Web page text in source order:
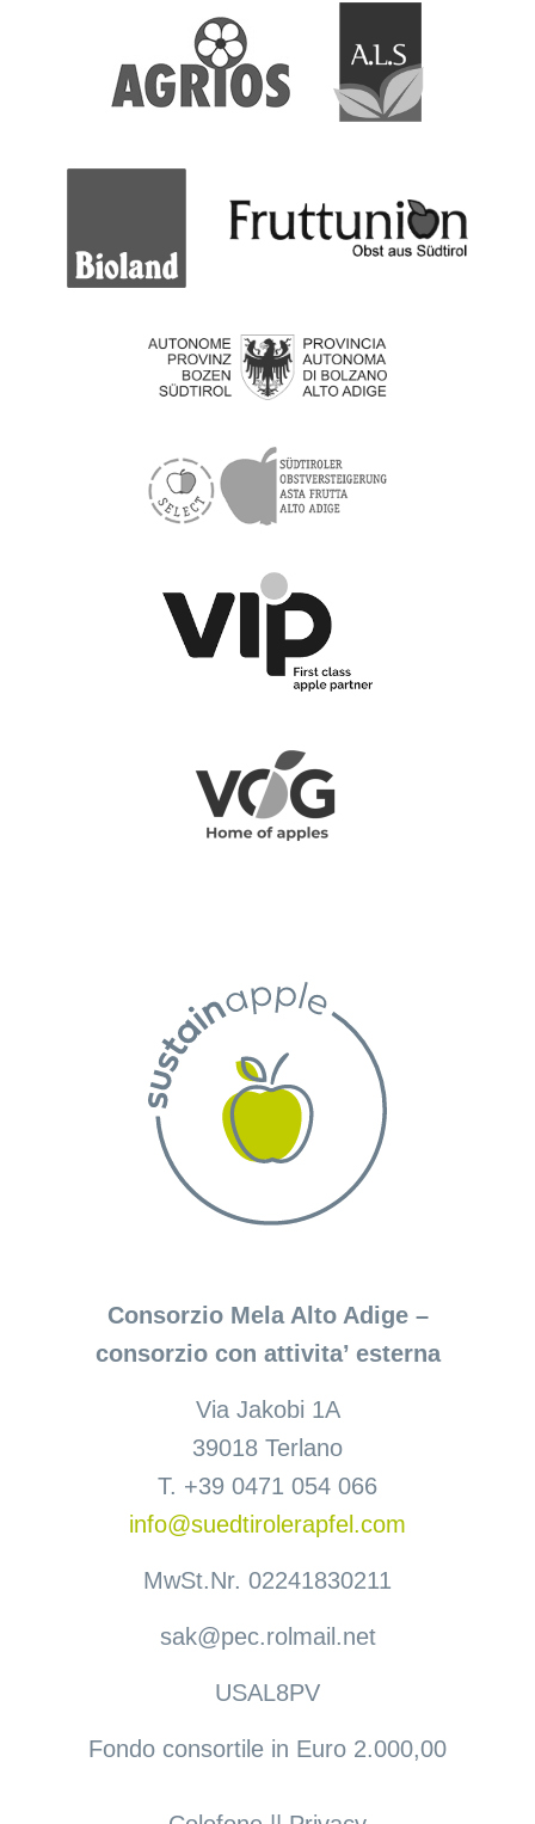
Consorzio Mela Alto Adige –
consorzio con attivita’ esterna
Via Jakobi 1A
39018 Terlano
T. +39 0471 054 066
info@suedtirolerapfel.com
MwSt.Nr. 02241830211
sak@pec.rolmail.net
USAL8PV
Fondo consortile in Euro 2.000,00